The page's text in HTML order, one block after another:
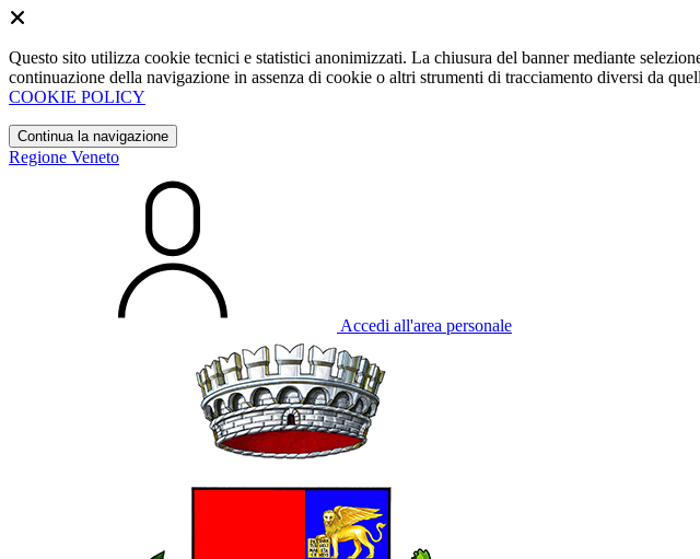
Questo sito utilizza cookie tecnici e statistici anonimizzati. La chiusura del banner mediante
continuazione della navigazione in assenza di cookie o altri strumenti di tracciamento diversi da
COOKIE POLICY
Continua la navigazione
Regione Veneto
Accedi all'area personale